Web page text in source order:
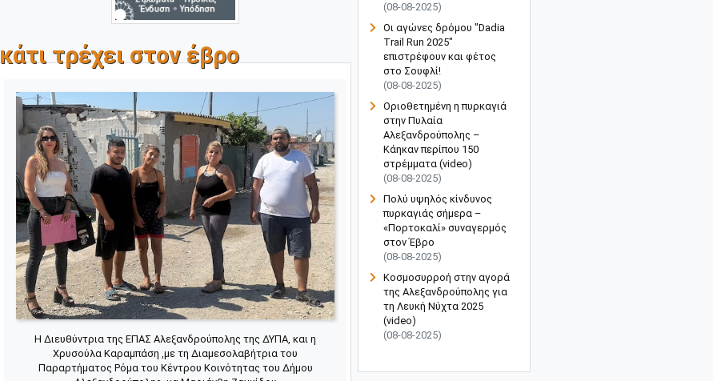
κάτι τρέχει στον έβρο
Η Διευθύντρια της ΕΠΑΣ Αλεξανδρούπολης της ΔΥΠΑ, και η
Χρυσούλα Καραμπάση ,με τη Διαμεσολαβήτρια του
Παραρτήματος Ρόμα του Κέντρου Κοινότητας του Δήμου
(08-08-2025)
Οι αγώνες δρόμου "Dadia
Trail Run 2025"
επιστρέφουν και φέτος
στο Σουφλί!
(08-08-2025)
Οριοθετημένη η πυρκαγιά
στην Πυλαία
Αλεξανδρούπολης –
Κάηκαν περίπου 150
στρέμματα (video)
(08-08-2025)
Πολύ υψηλός κίνδυνος
πυρκαγιάς σήμερα –
«Πορτοκαλί» συναγερμός
στον Έβρο
(08-08-2025)
Κοσμοσυρροή στην αγορά
της Αλεξανδρούπολης για
τη Λευκή Νύχτα 2025
(video)
(08-08-2025)